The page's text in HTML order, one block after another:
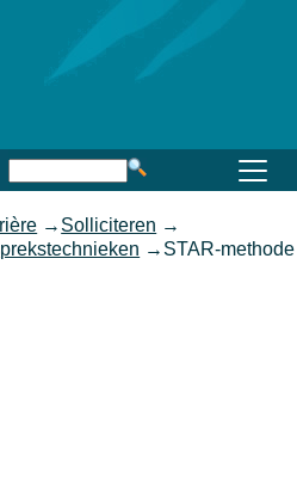
→ Solliciteren →
→ STAR-methode